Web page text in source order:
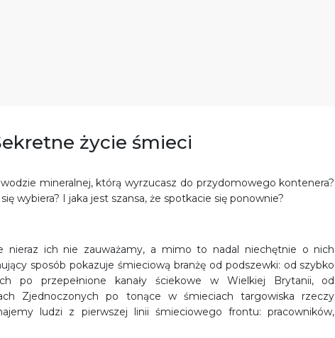
życie śmieci
mineralnej, którą wyrzucasz do przydomowego kontenera?
wybiera? I jaka jest szansa, że spotkacie się ponownie?
nieraz ich nie zauważamy, a mimo to nadal niechętnie o nich
sposób pokazuje śmieciową branżę od podszewki: od szybko
po przepełnione kanały ściekowe w Wielkiej Brytanii, od
Zjednoczonych po tonące w śmieciach targowiska rzeczy
ludzi z pierwszej linii śmieciowego frontu: pracowników,